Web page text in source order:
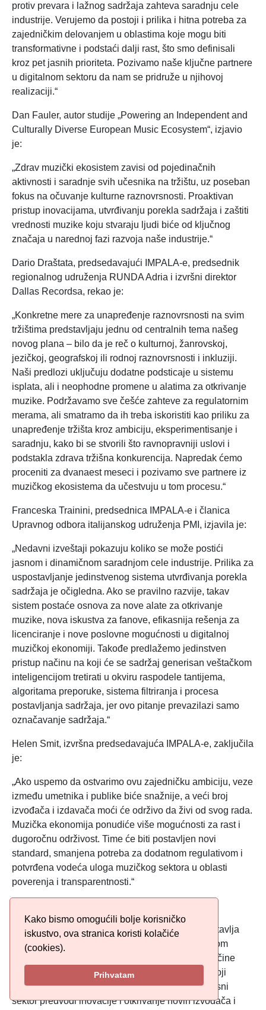
Kako bismo omogućili bolje korisničko
iskustvo, ova stranica koristi kolačiće
(cookies).
Prihvatam
protiv prevara i lažnog sadržaja zahteva saradnju cele
industrije. Verujemo da postoji i prilika i hitna potreba za
zajedničkim delovanjem u oblastima koje mogu biti
transformativne i podstaći dalji rast, što smo definisali
kroz pet jasnih prioriteta. Pozivamo naše ključne partnere
u digitalnom sektoru da nam se pridruže u njihovoj
realizaciji.“
Dan Fauler, autor studije „Powering an Independent and
Culturally Diverse European Music Ecosystem“, izjavio
je:
„Zdrav muzički ekosistem zavisi od pojedinačnih
aktivnosti i saradnje svih učesnika na tržištu, uz poseban
fokus na očuvanje kulturne raznovrsnosti. Proaktivan
pristup inovacijama, utvrđivanju porekla sadržaja i zaštiti
vrednosti muzike koju stvaraju ljudi biće od ključnog
značaja u narednoj fazi razvoja naše industrije.“
Dario Draštata, predsedavajući IMPALA-e, predsednik
regionalnog udruženja RUNDA Adria i izvršni direktor
Dallas Recordsa, rekao je:
„Konkretne mere za unapređenje raznovrsnosti na svim
tržištima predstavljaju jednu od centralnih tema našeg
novog plana – bilo da je reč o kulturnoj, žanrovskoj,
jezičkoj, geografskoj ili rodnoj raznovrsnosti i inkluziji.
Naši predlozi uključuju dodatne podsticaje u sistemu
isplata, ali i neophodne promene u alatima za otkrivanje
muzike. Podržavamo sve češće zahteve za regulatornim
merama, ali smatramo da ih treba iskoristiti kao priliku za
unapređenje tržišta kroz ambiciju, eksperimentisanje i
saradnju, kako bi se stvorili što ravnopravniji uslovi i
podstakla zdrava tržišna konkurencija. Napredak ćemo
proceniti za dvanaest meseci i pozivamo sve partnere iz
muzičkog ekosistema da učestvuju u tom procesu.“
Franceska Trainini, predsednica IMPALA-e i članica
Upravnog odbora italijanskog udruženja PMI, izjavila je:
„Nedavni izveštaji pokazuju koliko se može postići
jasnom i dinamičnom saradnjom cele industrije. Prilika za
uspostavljanje jedinstvenog sistema utvrđivanja porekla
sadržaja je očigledna. Ako se pravilno razvije, takav
sistem postaće osnova za nove alate za otkrivanje
muzike, nova iskustva za fanove, efikasnija rešenja za
licenciranje i nove poslovne mogućnosti u digitalnoj
muzičkoj ekonomiji. Takođe predlažemo jedinstven
pristup načinu na koji će se sadržaj generisan veštačkom
inteligencijom tretirati u okviru raspodele tantijema,
algoritama preporuke, sistema filtriranja i procesa
postavljanja sadržaja, jer ovo pitanje prevazilazi samo
označavanje sadržaja.“
Helen Smit, izvršna predsedavajuća IMPALA-e, zaključila
je:
„Ako uspemo da ostvarimo ovu zajedničku ambiciju, veze
između umetnika i publike biće snažnije, a veći broj
izvođača i izdavača moći će održivo da živi od svog rada.
Muzička ekonomija ponudiće više mogućnosti za rast i
dugoročnu održivost. Time će biti postavljen novi
standard, smanjena potreba za dodatnom regulativom i
potvrđena vodeća uloga muzičkog sektora u oblasti
poverenja i transparentnosti.“
IMPALA je osnovana 2000. godine i danas predstavlja
više od 6.000 nezavisnih muzičkih kompanija širom
Evrope. Čak 99% evropskih muzičkih kompanija čine
mala, mikro i srednja preduzeća, kao i umetnici koji
samostalno objavljuju svoju muziku. Ovaj nezavisni
sektor predvodi inovacije i otkrivanje novih izvođača i